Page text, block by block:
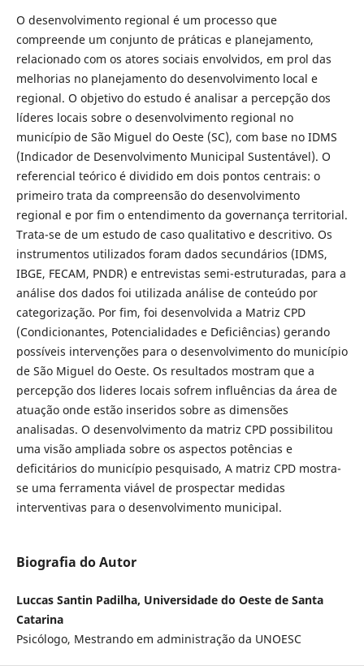
O desenvolvimento regional é um processo que
compreende um conjunto de práticas e planejamento,
relacionado com os atores sociais envolvidos, em prol das
melhorias no planejamento do desenvolvimento local e
regional. O objetivo do estudo é analisar a percepção dos
líderes locais sobre o desenvolvimento regional no
município de São Miguel do Oeste (SC), com base no IDMS
(Indicador de Desenvolvimento Municipal Sustentável). O
referencial teórico é dividido em dois pontos centrais: o
primeiro trata da compreensão do desenvolvimento
regional e por fim o entendimento da governança territorial.
Trata-se de um estudo de caso qualitativo e descritivo. Os
instrumentos utilizados foram dados secundários (IDMS,
IBGE, FECAM, PNDR) e entrevistas semi-estruturadas, para a
análise dos dados foi utilizada análise de conteúdo por
categorização. Por fim, foi desenvolvida a Matriz CPD
(Condicionantes, Potencialidades e Deficiências) gerando
possíveis intervenções para o desenvolvimento do município
de São Miguel do Oeste. Os resultados mostram que a
percepção dos lideres locais sofrem influências da área de
atuação onde estão inseridos sobre as dimensões
analisadas. O desenvolvimento da matriz CPD possibilitou
uma visão ampliada sobre os aspectos potências e
deficitários do município pesquisado, A matriz CPD mostra-
se uma ferramenta viável de prospectar medidas
interventivas para o desenvolvimento municipal.
Biografia do Autor
Luccas Santin Padilha, Universidade do Oeste de Santa
Catarina
Psicólogo, Mestrando em administração da UNOESC